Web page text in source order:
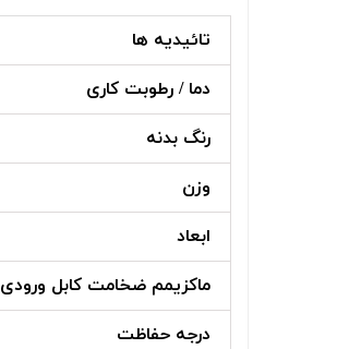
تائیدیه ها
دما / رطوبت کاری
رنگ بدنه
وزن
ابعاد
ماکزیمم ضخامت کابل ورودی
درجه حفاظت